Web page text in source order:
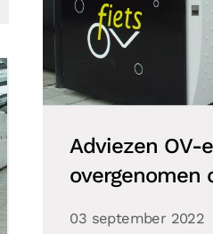
Adviezen OV-
overgenomen
03 september 2022